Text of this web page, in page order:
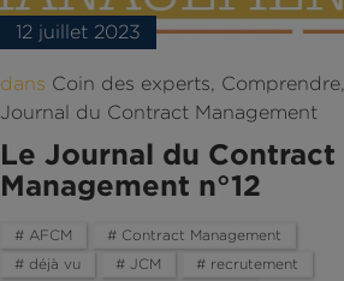
12 juillet 2023
dans Coin des experts, Comprendre,
Journal du Contract Management
Le Journal du Contract
Management n°12
# AFCM
# Contract Management
# déjà vu
# JCM
# recrutement